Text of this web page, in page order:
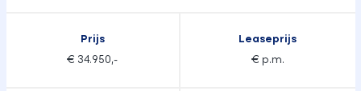
Prijs
€ 34.950,-
Leaseprijs
€ p.m.